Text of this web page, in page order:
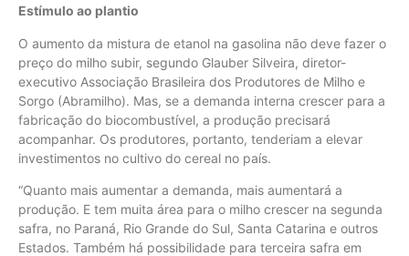
Estímulo ao plantio
O aumento da mistura de etanol na gasolina não deve fazer o
preço do milho subir, segundo Glauber Silveira, diretor-
executivo Associação Brasileira dos Produtores de Milho e
Sorgo (Abramilho). Mas, se a demanda interna crescer para a
fabricação do biocombustível, a produção precisará
acompanhar. Os produtores, portanto, tenderiam a elevar
investimentos no cultivo do cereal no país.
“Quanto mais aumentar a demanda, mais aumentará a
produção. E tem muita área para o milho crescer na segunda
safra, no Paraná, Rio Grande do Sul, Santa Catarina e outros
Estados. Também há possibilidade para terceira safra em